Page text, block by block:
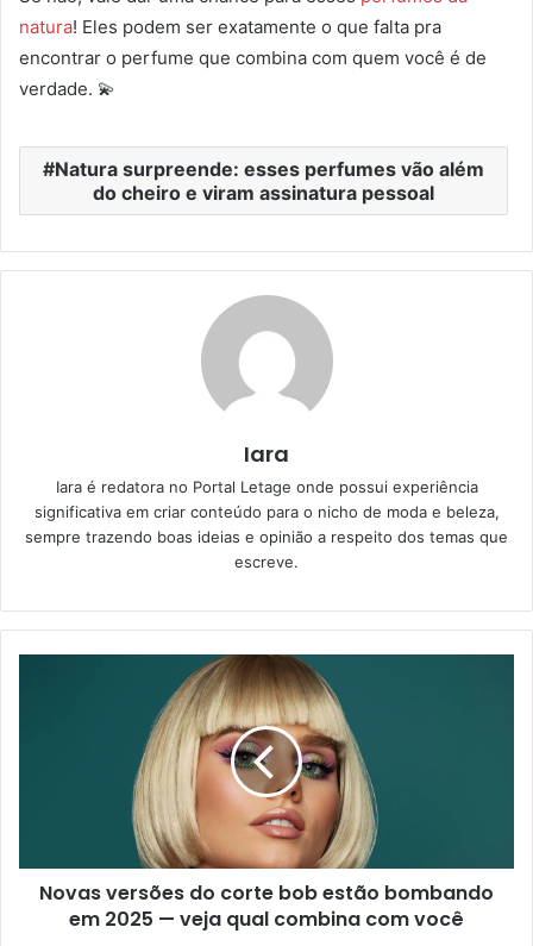
natura! Eles podem ser exatamente o que falta pra
encontrar o perfume que combina com quem você é de
verdade. 💫
Natura surpreende: esses perfumes vão além
do cheiro e viram assinatura pessoal
Iara
Iara é redatora no Portal Letage onde possui experiência
significativa em criar conteúdo para o nicho de moda e beleza,
sempre trazendo boas ideias e opinião a respeito dos temas que
escreve.
Novas versões do corte bob estão bombando
em 2025 — veja qual combina com você